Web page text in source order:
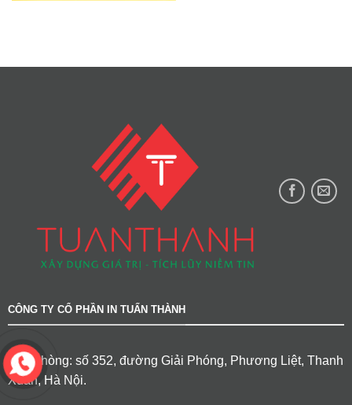
CÔNG TY CỔ PHẦN IN TUẤN THÀNH
Văn phòng: số 352, đường Giải Phóng, Phương Liệt, Thanh
Xuân, Hà Nội.